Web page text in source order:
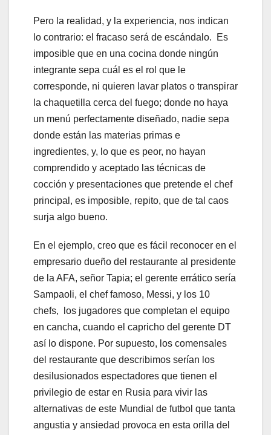
Pero la realidad, y la experiencia, nos indican
lo contrario: el fracaso será de escándalo. Es
imposible que en una cocina donde ningún
integrante sepa cuál es el rol que le
corresponde, ni quieren lavar platos o transpirar
la chaquetilla cerca del fuego; donde no haya
un menú perfectamente diseñado, nadie sepa
donde están las materias primas e
ingredientes, y, lo que es peor, no hayan
comprendido y aceptado las técnicas de
cocción y presentaciones que pretende el chef
principal, es imposible, repito, que de tal caos
surja algo bueno.
En el ejemplo, creo que es fácil reconocer en el
empresario dueño del restaurante al presidente
de la AFA, señor Tapia; el gerente errático sería
Sampaoli, el chef famoso, Messi, y los 10
chefs, los jugadores que completan el equipo
en cancha, cuando el capricho del gerente DT
así lo dispone. Por supuesto, los comensales
del restaurante que describimos serían los
desilusionados espectadores que tienen el
privilegio de estar en Rusia para vivir las
alternativas de este Mundial de futbol que tanta
angustia y ansiedad provoca en esta orilla del